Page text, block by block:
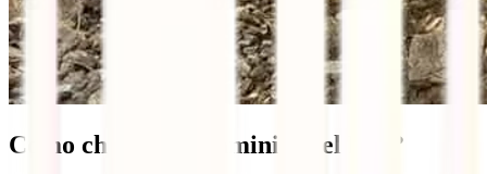
Como chegar ao Caminito del Rey?